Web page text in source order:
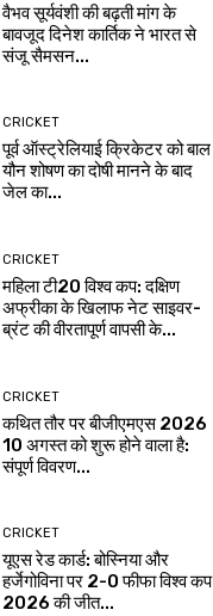
वैभव सूर्यवंशी की बढ़ती मांग के
बावजूद दिनेश कार्तिक ने भारत से
संजू सैमसन...
CRICKET
पूर्व ऑस्ट्रेलियाई क्रिकेटर को बाल
यौन शोषण का दोषी मानने के बाद
जेल का...
CRICKET
महिला टी20 विश्व कप: दक्षिण
अफ्रीका के खिलाफ नेट साइवर-
ब्रंट की वीरतापूर्ण वापसी के...
CRICKET
कथित तौर पर बीजीएमएस 2026
10 अगस्त को शुरू होने वाला है:
संपूर्ण विवरण...
CRICKET
यूएस रेड कार्ड: बोस्निया और
हर्जेगोविना पर 2-0 फीफा विश्व कप
2026 की जीत...